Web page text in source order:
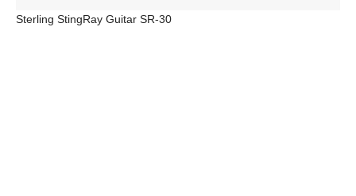
Sterling StingRay Guitar SR-30